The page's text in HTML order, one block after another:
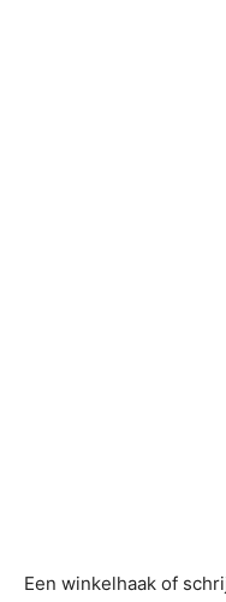
Een winkelhaak of